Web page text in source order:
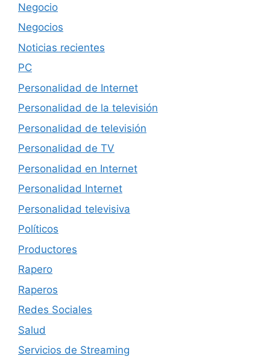
Negocio
Negocios
Noticias recientes
PC
Personalidad de Internet
Personalidad de la televisión
Personalidad de televisión
Personalidad de TV
Personalidad en Internet
Personalidad Internet
Personalidad televisiva
Políticos
Productores
Rapero
Raperos
Redes Sociales
Salud
Servicios de Streaming